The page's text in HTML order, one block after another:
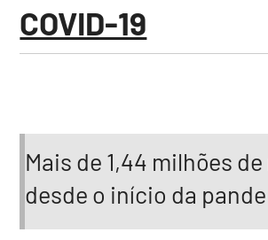
COVID-19
Mais de 1,44 milhões
desde o início da